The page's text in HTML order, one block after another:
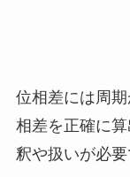
位相差には周
相差を正確に
釈や扱いが必